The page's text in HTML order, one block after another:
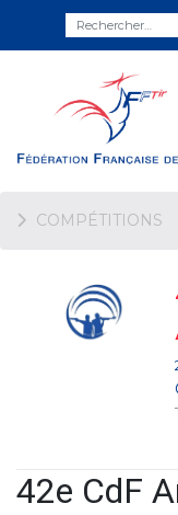
COMPÉTITIONS
42e CdF